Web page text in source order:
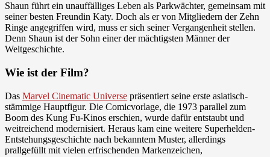
Shaun führt ein unauffälliges Leben als Parkwächter, gemeinsam mit
seiner besten Freundin Katy. Doch als er von Mitgliedern der Zehn
Ringe angegriffen wird, muss er sich seiner Vergangenheit stellen.
Denn Shaun ist der Sohn einer der mächtigsten Männer der
Weltgeschichte.
Wie ist der Film?
Das Marvel Cinematic Universe präsentiert seine erste asiatisch-
stämmige Hauptfigur. Die Comicvorlage, die 1973 parallel zum
Boom des Kung Fu-Kinos erschien, wurde dafür entstaubt und
weitreichend modernisiert. Heraus kam eine weitere Superhelden-
Entstehungsgeschichte nach bekanntem Muster, allerdings
prallgefüllt mit vielen erfrischenden Markenzeichen,